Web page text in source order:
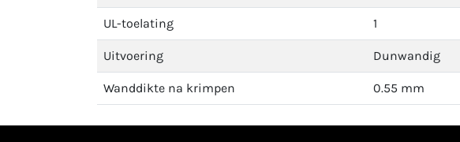
UL-toelating 1
Uitvoering Dunwandig
Wanddikte na krimpen 0.55 mm